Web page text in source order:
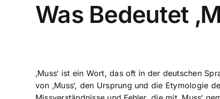
Was Bedeutet
‚Muss‘ ist ein Wort, das oft in der deutschen
von ‚Muss‘, den Ursprung und die Etymologie